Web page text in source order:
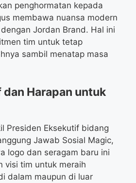
penghormatan kepada
membawa nuansa modern
Jordan Brand. Hal ini
tim untuk tetap
sambil menatap masa
dan Harapan untuk
Presiden Eksekutif bidang
Jawab Sosial Magic,
logo dan seragam baru ini
visi tim untuk meraih
dalam maupun di luar